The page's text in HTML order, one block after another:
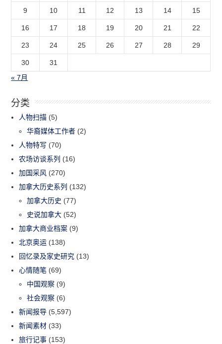
9 10 11 12 13 14 15
16 17 18 19 20 21 22
23 24 25 26 27 28 29
30
31
« 7月
分类
人物扫描 (5)
华裔媒体工作者 (2)
人物特写 (70)
农场访谈系列 (16)
加国采风 (270)
加拿大历史系列 (132)
加拿大历史 (77)
史说加拿大 (52)
加拿大商业档案 (9)
北京奥运 (138)
回忆录及家史研究 (13)
心情随笔 (69)
中国观察 (9)
社会观察 (6)
新闻报导 (5,597)
新闻素材 (33)
旅行记事 (153)